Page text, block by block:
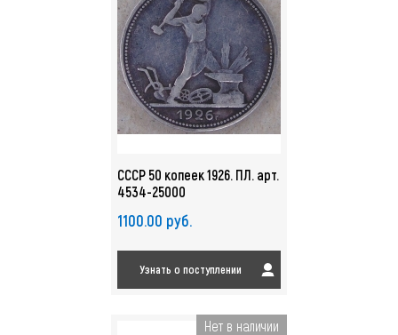
СССР 50 копеек 1926. ПЛ. арт.
4534-25000
1100.00 руб.
Узнать о поступлении
Нет в наличии